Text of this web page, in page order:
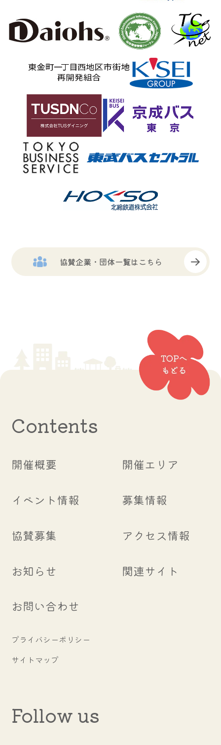
協賛企業・団体一覧はこちら
Contents
開催概要 開催エリア
イベント情報 募集情報
協賛募集 アクセス情報
お知らせ 関連サイト
お問い合わせ
プライバシーポリシー
サイトマップ
Follow us